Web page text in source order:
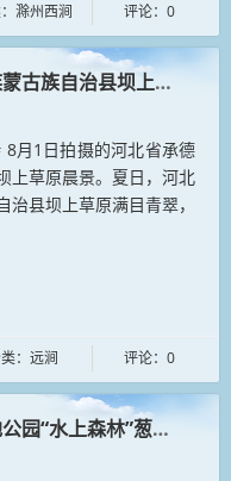
滁州西涧 评论：0
古族自治县坝上草原满
月1日拍摄的河北省承德
上草原晨景。夏日，河北
县坝上草原满目青翠，
：远涧 评论：0
园“水上森林”葱郁清凉